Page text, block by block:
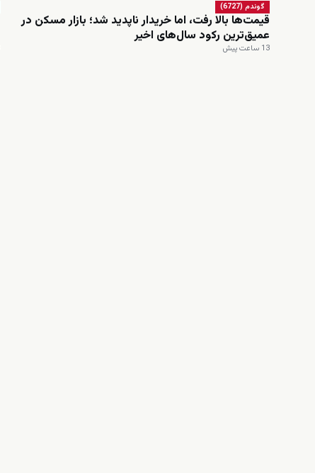
گوندم (6727)
قیمت‌ها بالا رفت، اما خریدار ناپدید شد؛ بازار مسکن در
عمیق‌ترین رکود سال‌های اخیر
13 ساعت پیش